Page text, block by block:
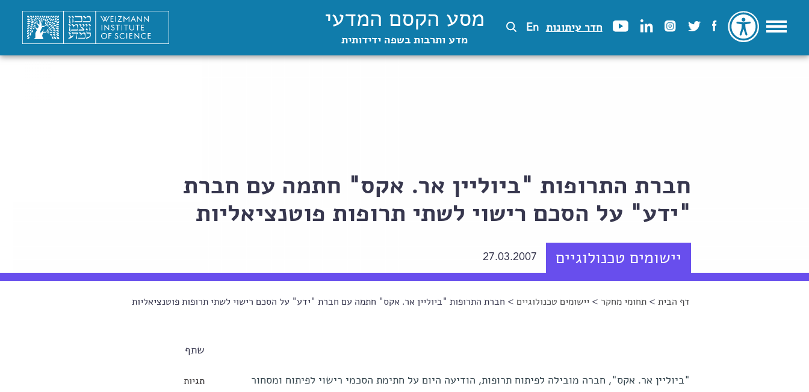
חדר עיתונות En מסע הקסם המדעי
מדע ותרבות בשפה ידידותית
חברת התרופות "ביוליין אר. אקס" חתמה עם חברת
"ידע" על הסכם רישוי לשתי תרופות פוטנציאליות
יישומים טכנולוגיים 27.03.2007
הינך נמצא כאן
דף הבית >תחומי מחקר > יישומים טכנולוגיים > חברת התרופות "ביוליין אר. אקס" חתמה עם חברת "ידע" על הסכם רישוי לשתי תרופות פוטנציאליות
שתף
תגיות
"ביוליין אר. אקס", חברה מובילה לפיתוח תרופות, הודיעה היום על חתימת הסכמי רישוי לפיתוח ומסחור